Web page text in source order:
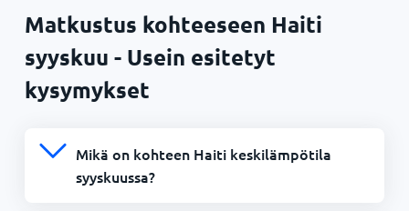
Matkustus kohteeseen Haiti
syyskuu - Usein esitetyt
kysymykset
Mikä on kohteen Haiti keskilämpötila
syyskuussa?